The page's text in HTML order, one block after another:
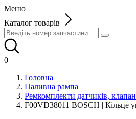
Меню
Каталог товарів
0
Головна
Паливна рампа
Ремкомплекти датчиків,
F00VD38011 BOSCH | Кільце